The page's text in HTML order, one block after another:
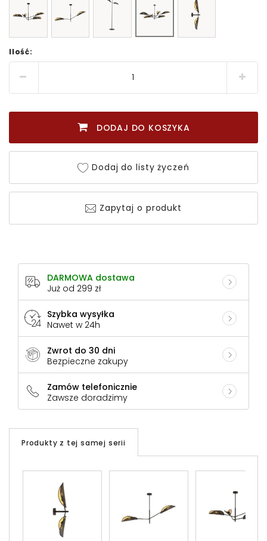
Ilość:
DODAJ DO KOSZYKA
Dodaj do listy życzeń
Zapytaj o produkt
DARMOWA dostawa
Już od 299 zł
Szybka wysyłka
Nawet w 24h
Zwrot do 30 dni
Bezpieczne zakupy
Zamów telefonicznie
Zawsze doradzimy
Produkty z tej samej serii